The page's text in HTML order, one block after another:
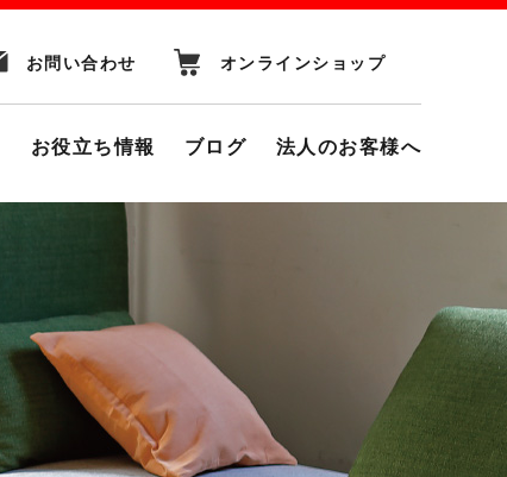
お問い合わせ オンラインショップ
お役立ち情報 ブログ 法人のお客様へ